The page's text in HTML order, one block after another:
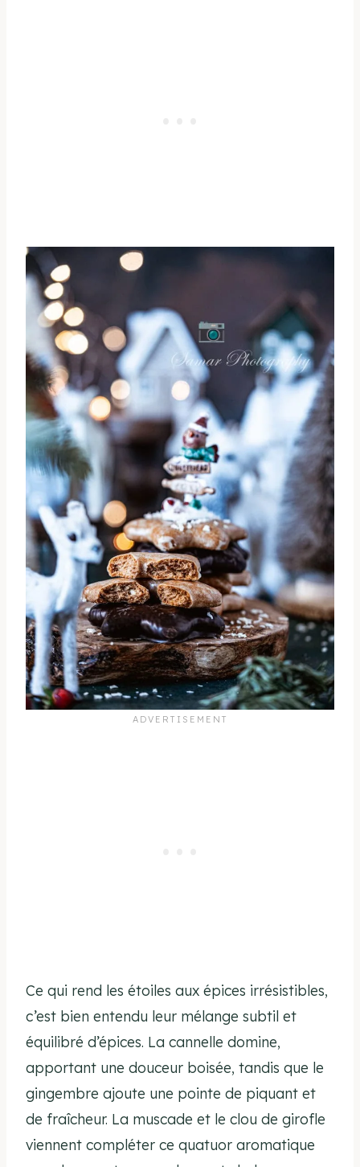
Ce qui rend les étoiles aux épices irrésistibles,
c’est bien entendu leur mélange subtil et
équilibré d’épices. La cannelle domine,
apportant une douceur boisée, tandis que le
gingembre ajoute une pointe de piquant et
de fraîcheur. La muscade et le clou de girofle
viennent compléter ce quatuor aromatique